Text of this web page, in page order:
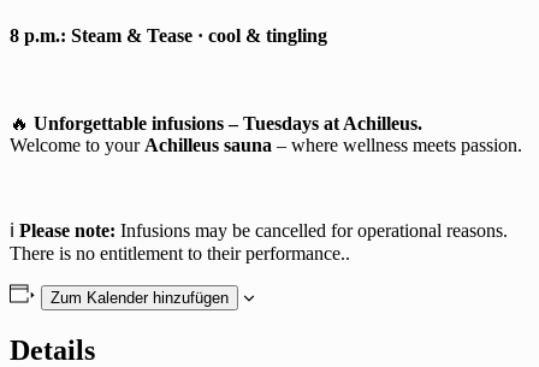
8 p.m.: Steam & Tease · cool & tingling
🔥 Unforgettable infusions – Tuesdays at Achilleus.
Welcome to your Achilleus sauna – where wellness meets passion.
ℹ️ Please note: Infusions may be cancelled for operational reasons.
There is no entitlement to their performance..
Zum Kalender hinzufügen
Details